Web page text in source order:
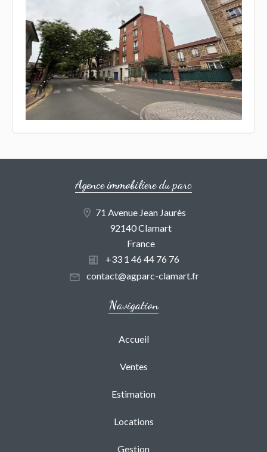
Agence immobiliere du parc
71 Avenue Jean Jaurès
92140 Clamart
France
+33 1 46 44 76 76
contact@agparc-clamart.fr
Navigation
Accueil
Ventes
Estimation
Locations
Gestion